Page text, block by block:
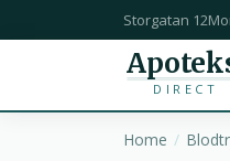
Storgatan 12
DIRECT
Home